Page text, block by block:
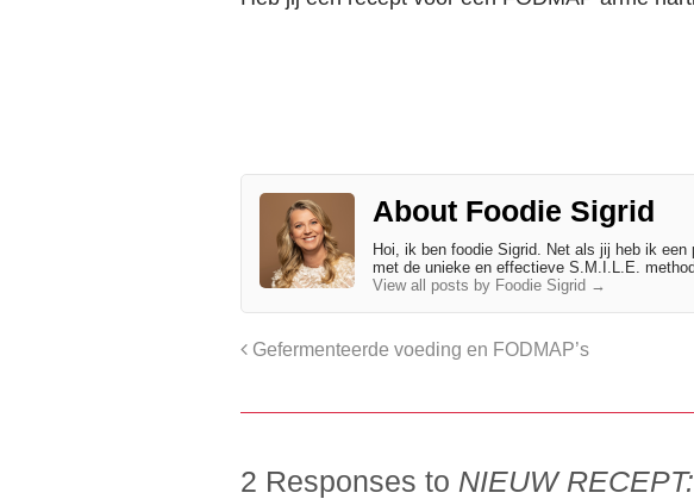
About Foodie Sigrid
Hoi, ik ben foodie Sigrid. Net als jij heb ik
met de unieke en effectieve S.M.I.L.E.
View all posts by Foodie Sigrid →
Gefermenteerde voeding en FODMAP’s
2 Responses to NIEUW